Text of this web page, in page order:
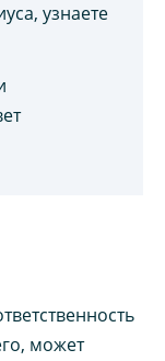
узнаете
может